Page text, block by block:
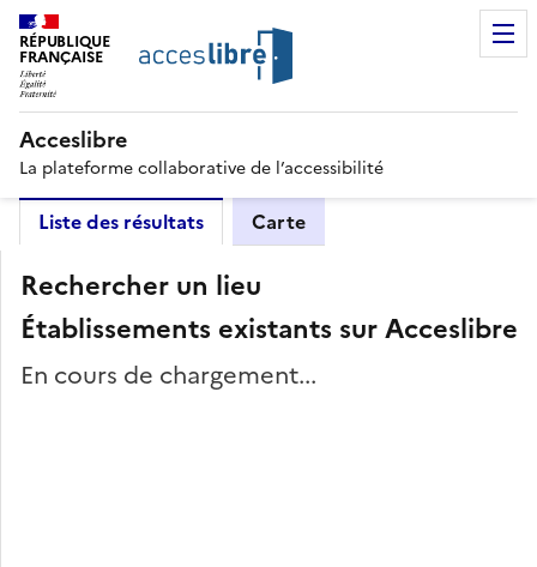
RÉPUBLIQUE
FRANÇAISE
Acceslibre
La plateforme collaborative de l’accessibilité
Liste des résultats Carte
Rechercher un lieu
Établissements existants sur Acceslibre
En cours de chargement...